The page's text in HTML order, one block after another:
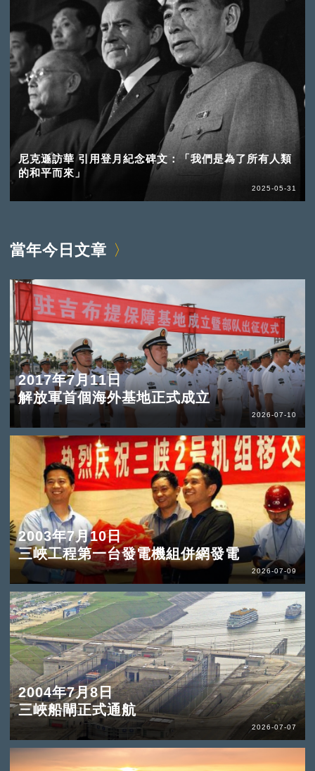
尼克遜訪華 引用登月紀念碑文：「我們是為了所有人類
的和平而來」
2025-05-31
當年今日文章
2017年7月11日
解放軍首個海外基地正式成立
2026-07-10
2003年7月10日
三峽工程第一台發電機組併網發電
2026-07-09
2004年7月8日
三峽船閘正式通航
2026-07-07